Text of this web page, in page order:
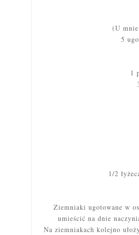
(U
5
1
1/2
Ziemniaki ugotowane w
umieścić na dnie
Na ziemniakach kolejno